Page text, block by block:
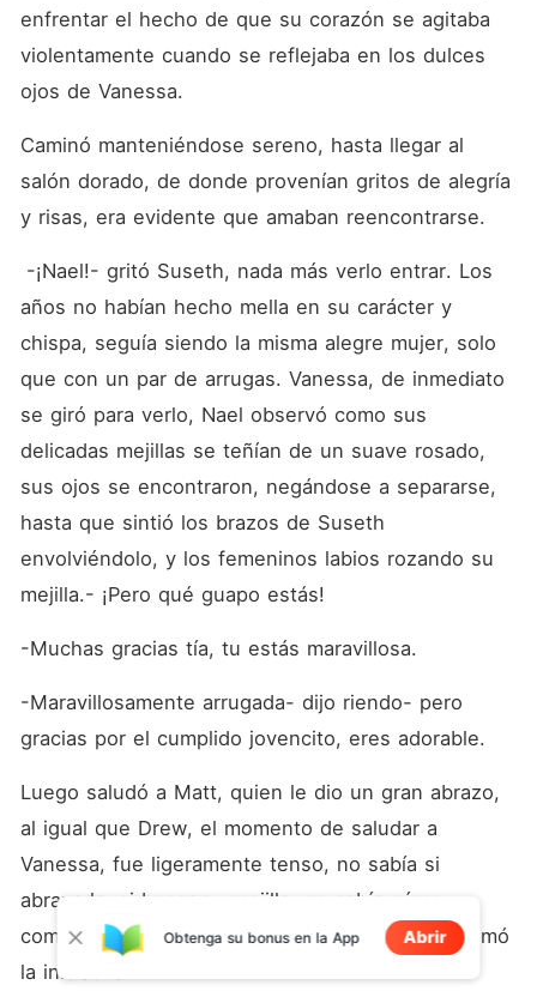
enfrentar el hecho de que su corazón se agitaba
violentamente cuando se reflejaba en los dulces
ojos de Vanessa.
Caminó manteniéndose sereno, hasta llegar al
salón dorado, de donde provenían gritos de alegría
y risas, era evidente que amaban reencontrarse.
años no habían hecho mella en su carácter y
chispa, seguía siendo la misma alegre mujer, solo
que con un par de arrugas. Vanessa, de inmediato
se giró para verlo, Nael observó como sus
delicadas mejillas se teñían de un suave rosado,
sus ojos se encontraron, negándose a separarse,
hasta que sintió los brazos de Suseth
envolviéndolo, y los femeninos labios rozando su
mejilla.- ¡Pero qué guapo estás!
-Muchas gracias tía, tu estás maravillosa.
-Maravillosamente arrugada- dijo riendo- pero
gracias por el cumplido jovencito, eres adorable.
Luego saludó a Matt, quien le dio un gran abrazo,
al igual que Drew, el momento de saludar a
Vanessa, fue ligeramente tenso, no sabía si
abrazarla, si besar su mejilla, no sabía cómo
comportarse, afortunadamente fue ella quien tomó
la iniciativa.
Obtenga su bonus en la App Abrir